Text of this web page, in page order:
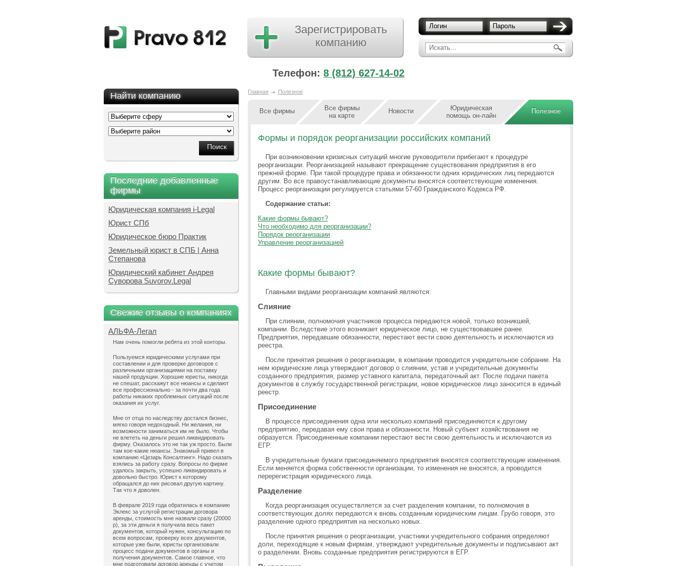
Искать...
Логин Пароль
Зарегистрировать
компанию
Телефон: 8 (812) 627-14-02
Найти компанию
Последние добавленные
фирмы
Юридическая компания i-Legal
Юрист СПб
Юридическое бюро Практик
Земельный юрист в СПБ | Анна
Степанова
Юридический кабинет Андрея
Суворова Suvorov.Legal
Свежие отзывы о компаниях
АЛЬФА-Легал
Нам очень помогли ребята из этой конторы.
Пользуемся юридическими услугами при
составлении и для проверке договоров с
различными организациями на поставку
нашей продукции. Хорошие юристы, никогда
не спешат, расскажут все нюансы и сделают
все профессионально - за почти два года
работы никаких проблемных ситуаций после
оказания их услуг.
Мне от отца по наследству достался бизнес,
мягко говоря недоходный. Ни желания, ни
возможности заниматься им не было. Чтобы
не влететь на деньги решил ликвидировать
фирму. Оказалось это не так уж просто. Были
там кое-какие нюансы. Знакомый привел в
компанию «Цезарь Консалтинг». Надо сказать
взялись за работу сразу. Вопросы по фирме
удалось закрыть, успешно ликвидировать и
довольно быстро. Юрист к которому
обращался до них рисовал другую картину.
Так что я доволен.
В феврале 2019 года обратилась в компанию
Эклекс за услугой регистрации договора
аренды, стоимость мне назвали сразу (20000
р), за эти деньги я получила весь пакет
документов, который нужен, консультацию по
всем вопросам, проверку всех документов,
которые уже были, юристы организовали
процесс подачи документов в органы и
получения документов. Самое главное, что
мне подготовили договор аренды с учетом
Главная Полезное
Все фирмы
Все фирмы
на карте
Новости
Юридическая
помощь он-лайн
Полезное
Формы и порядок реорганизации российских компаний
При возникновении кризисных ситуаций многие руководители прибегают к процедуре
реорганизации. Реорганизацией называют прекращение существования предприятия в его
прежней форме. При такой процедуре права и обязанности одних юридических лиц передаются
другим. Во все правоустанавливающие документы вносятся соответствующие изменения.
Процесс реорганизации регулируется статьями 57-60 Гражданского Кодекса РФ.
Содержание статьи:
Какие формы бывают?
Что необходимо для реорганизации?
Порядок реорганизации
Управление реорганизацией
Какие формы бывают?
Главными видами реорганизации компаний являются:
Слияние
При слиянии, полномочия участников процесса передаются новой, только возникшей,
компании. Вследствие этого возникает юридическое лицо, не существовавшее ранее.
Предприятия, передавшие обязанности, перестают вести свою деятельность и исключаются из
реестра.
После принятия решения о реорганизации, в компании проводится учредительное собрание. На
нем юридические лица утверждают договор о слиянии, устав и учредительные документы
созданного предприятия, размер уставного капитала, передаточный акт. После подачи пакета
документов в службу государственной регистрации, новое юридическое лицо заносится в единый
реестр.
Присоединение
В процессе присоединения одна или несколько компаний присоединяются к другому
предприятию, передавая ему свои права и обязанности. Новый субъект хозяйствования не
образуется. Присоединенные компании перестают вести свою деятельность и исключаются из
ЕГР.
В учредительные бумаги присоединяемого предприятия вносятся соответствующие изменения.
Если меняется форма собственности организации, то изменения не вносятся, а проводится
перерегистрация юридического лица.
Разделение
Когда реорганизация осуществляется за счет разделения компании, то полномочия в
соответствующих долях передаются к вновь созданным юридическим лицам. Грубо говоря, это
разделение одного предприятия на несколько новых.
После принятия решения о реорганизации, участники учредительного собрания определяют
доли, переходящие к новым фирмам, утверждают учредительные документы и подписывают акт
о разделении. Вновь созданные предприятия регистрируются в ЕГР.